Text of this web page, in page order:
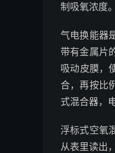
制吸氧浓度。
气电换能器
带有金属片
吸动皮膜，
合，再按比
式混合器，
浮标式空氧
从表里读出